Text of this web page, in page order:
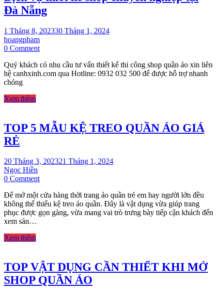
THỜI
TRANG
Đà Nẵng
1 Tháng 8, 202330 Tháng 1, 2024
hoangpham
0 Commenton
vụ
thiết
Đà
Nẵng
Quý khách có nhu cầu tư vấn thiết kế thi công shop quần áo xin liên
hệ canhxinh.com qua Hotline: 0932 032 500 để được hỗ trợ nhanh
chóng
Xem thêm
TOP 5 MẪU KỆ TREO QUẦN ÁO GIÁ
RẺ
20 Tháng 3, 202321 Tháng 1, 2024
Ngọc Hiền
0 Commenton
5
MẪU
KỆ
Để mở một cửa hàng thời trang áo quần trẻ em hay người lớn đều
không thể thiếu kệ treo áo quần. Đây là vật dụng vừa giúp trang
phục được gọn gàng, vừa mang vai trò trưng bày tiếp cận khách đến
xem sản…
Xem thêm
TOP VẬT DỤNG CẦN THIẾT KHI MỞ
SHOP QUẦN ÁO